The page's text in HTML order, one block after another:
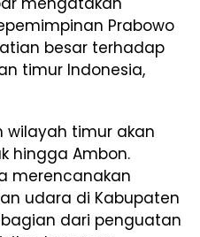
Prabowo
besar terhadap
timur Indonesia,
wilayah timur akan
hingga Ambon.
merencanakan
udara di Kabupaten
dari penguatan